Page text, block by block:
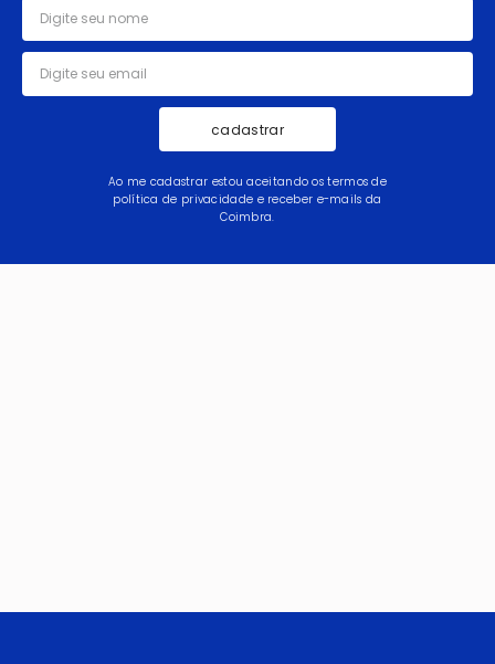
cadastrar
Ao me cadastrar estou aceitando os termos de
política de privacidade e receber e-mails da
Coimbra.